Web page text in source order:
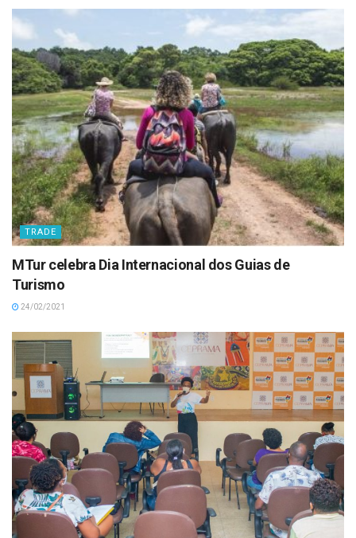
TRADE
MTur celebra Dia Internacional dos Guias de
Turismo
24/02/2021